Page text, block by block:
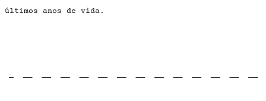
últimos anos de vida.